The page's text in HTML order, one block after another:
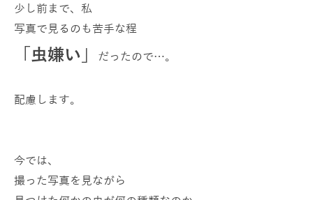
少し前まで、私
写真で見るのも苦手な程
「虫嫌い」 だったので…。
配慮します。
今では、
撮った写真を見ながら